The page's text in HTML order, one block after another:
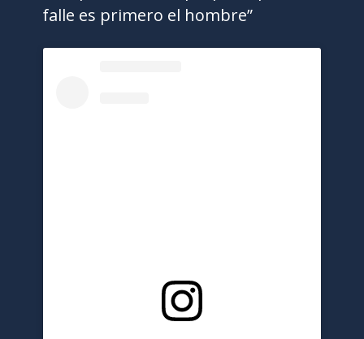
falle es primero el hombre”